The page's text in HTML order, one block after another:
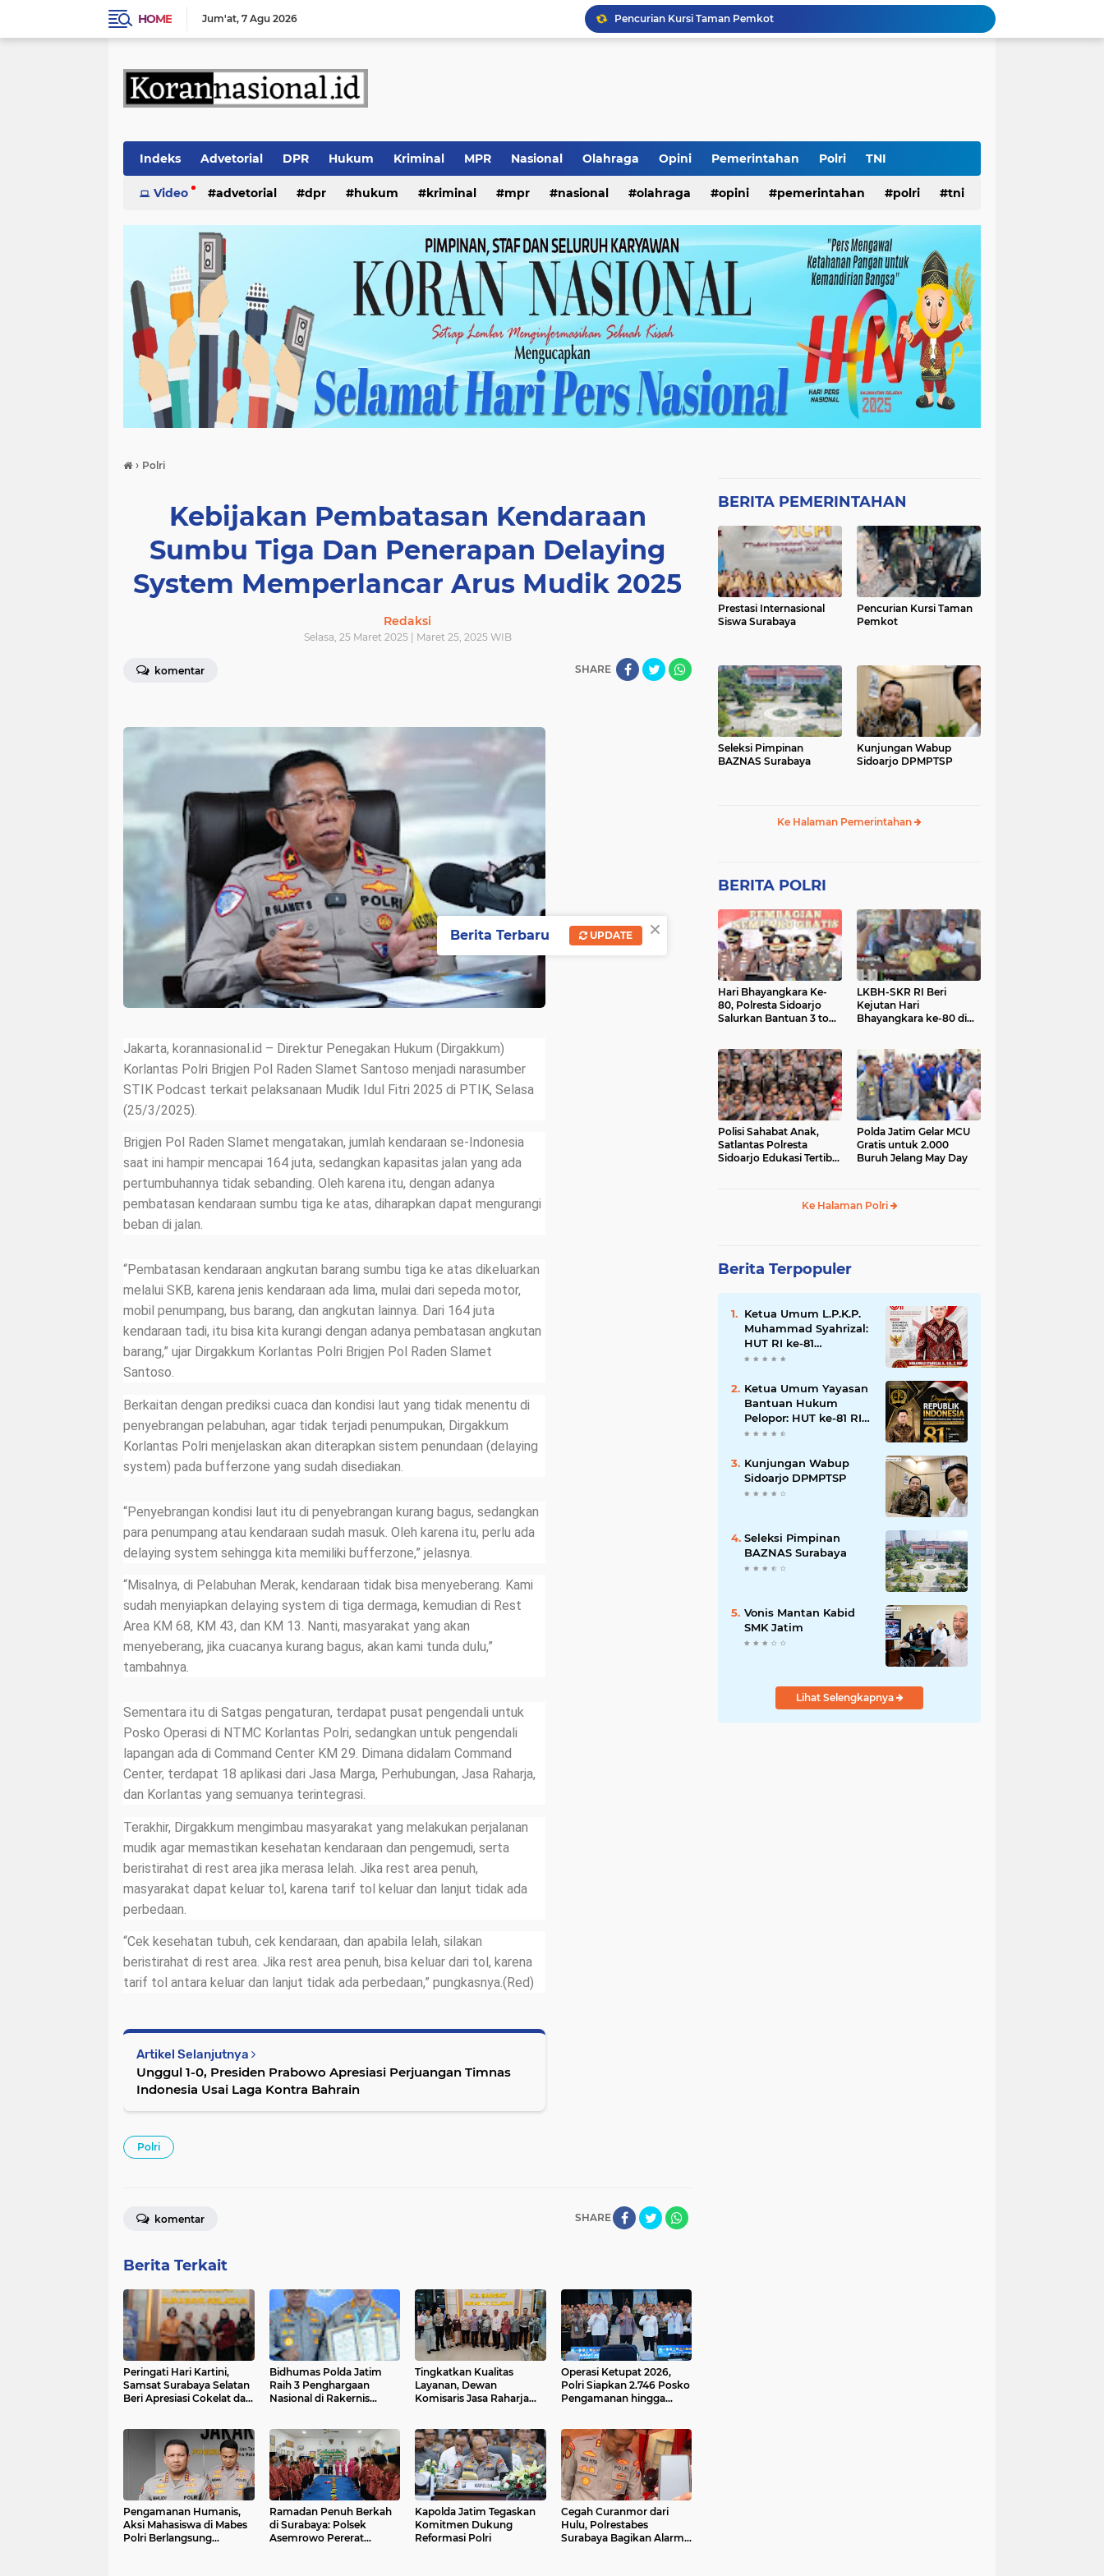
HOME Jum'at 7 Agu 2026
Pencurian Kursi Taman Pemkot
Seleksi Pimpinan BAZNAS Surabaya
Ketua Umum Yayasan Pelopor Rumah Sehat Ucapkan Dirgahayu RI ke-81
Prestasi Internasional Siswa Surabaya
Indeks Advetorial DPR Hukum Kriminal MPR Nasional Olahraga Opini Pemerintahan Polri TNI
Video advetorial dpr hukum kriminal mpr nasional olahraga opini pemerintahan polri tni
› Polri
Kebijakan Pembatasan Kendaraan
Sumbu Tiga Dan Penerapan Delaying
System Memperlancar Arus Mudik 2025
Redaksi
Selasa, 25 Maret 2025 | Maret 25, 2025 WIB
komentar SHARE
Jakarta, korannasional.id – Direktur Penegakan Hukum (Dirgakkum)
Korlantas Polri Brigjen Pol Raden Slamet Santoso menjadi narasumber
STIK Podcast terkait pelaksanaan Mudik Idul Fitri 2025 di PTIK, Selasa
(25/3/2025).
Brigjen Pol Raden Slamet mengatakan, jumlah kendaraan se-Indonesia
saat ini hampir mencapai 164 juta, sedangkan kapasitas jalan yang ada
pertumbuhannya tidak sebanding. Oleh karena itu, dengan adanya
pembatasan kendaraan sumbu tiga ke atas, diharapkan dapat mengurangi
beban di jalan.
“Pembatasan kendaraan angkutan barang sumbu tiga ke atas dikeluarkan
melalui SKB, karena jenis kendaraan ada lima, mulai dari sepeda motor,
mobil penumpang, bus barang, dan angkutan lainnya. Dari 164 juta
kendaraan tadi, itu bisa kita kurangi dengan adanya pembatasan angkutan
barang,” ujar Dirgakkum Korlantas Polri Brigjen Pol Raden Slamet
Santoso.
Berkaitan dengan prediksi cuaca dan kondisi laut yang tidak menentu di
penyebrangan pelabuhan, agar tidak terjadi penumpukan, Dirgakkum
Korlantas Polri menjelaskan akan diterapkan sistem penundaan (delaying
system) pada bufferzone yang sudah disediakan.
“Penyebrangan kondisi laut itu di penyebrangan kurang bagus, sedangkan
para penumpang atau kendaraan sudah masuk. Oleh karena itu, perlu ada
delaying system sehingga kita memiliki bufferzone,” jelasnya.
“Misalnya, di Pelabuhan Merak, kendaraan tidak bisa menyeberang. Kami
sudah menyiapkan delaying system di tiga dermaga, kemudian di Rest
Area KM 68, KM 43, dan KM 13. Nanti, masyarakat yang akan
menyeberang, jika cuacanya kurang bagus, akan kami tunda dulu,”
tambahnya.
Sementara itu di Satgas pengaturan, terdapat pusat pengendali untuk
Posko Operasi di NTMC Korlantas Polri, sedangkan untuk pengendali
lapangan ada di Command Center KM 29. Dimana didalam Command
Center, terdapat 18 aplikasi dari Jasa Marga, Perhubungan, Jasa Raharja,
dan Korlantas yang semuanya terintegrasi.
Terakhir, Dirgakkum mengimbau masyarakat yang melakukan perjalanan
mudik agar memastikan kesehatan kendaraan dan pengemudi, serta
beristirahat di rest area jika merasa lelah. Jika rest area penuh,
masyarakat dapat keluar tol, karena tarif tol keluar dan lanjut tidak ada
perbedaan.
“Cek kesehatan tubuh, cek kendaraan, dan apabila lelah, silakan
beristirahat di rest area. Jika rest area penuh, bisa keluar dari tol, karena
tarif tol antara keluar dan lanjut tidak ada perbedaan,” pungkasnya.(Red)
Artikel Selanjutnya
Unggul 1-0, Presiden Prabowo Apresiasi Perjuangan Timnas
Indonesia Usai Laga Kontra Bahrain
Polri
SHARE
komentar
Berita Terkait
Peringati Hari Kartini,
Samsat Surabaya Selatan
Beri Apresiasi Cokelat dan
Bidhumas Polda Jatim
Raih 3 Penghargaan
Nasional di Rakernis
Tingkatkan Kualitas
Layanan, Dewan
Komisaris Jasa Raharja
Selatan
Operasi Ketupat 2026,
Polri Siapkan 2.746 Posko
Pengamanan hingga
Pengamanan Humanis,
Aksi Mahasiswa di Mabes
Polri Berlangsung
Ramadan Penuh Berkah
di Surabaya: Polsek
Asemrowo Pererat
Kapolda Jatim Tegaskan
Komitmen Dukung
Reformasi Polri
Cegah Curanmor dari
Hulu, Polrestabes
Surabaya Bagikan Alarm
BERITA PEMERINTAHAN
Prestasi Internasional
Siswa Surabaya
Pencurian Kursi Taman
Pemkot
Seleksi Pimpinan
BAZNAS Surabaya
Kunjungan Wabup
Sidoarjo DPMPTSP
Ke Halaman Pemerintahan
BERITA POLRI
Hari Bhayangkara Ke-
80, Polresta Sidoarjo
Salurkan Bantuan 3 ton
LKBH-SKR RI Beri
Kejutan Hari
Bhayangkara ke-80 di
Polri
Polisi Sahabat Anak,
Satlantas Polresta
Sidoarjo Edukasi Tertib
Polda Jatim Gelar MCU
Gratis untuk 2.000
Buruh Jelang May Day
Ke Halaman Polri
Berita Terpopuler
Ketua Umum L.P.K.P.
Muhammad Syahrizal:
HUT RI ke-81
Momentum
Persatuan dan
Keadilan bagi Seluruh
Rakyat Indonesia.
Ketua Umum Yayasan
Bantuan Hukum
Pelopor: HUT ke-81 RI
Momentum
Persatuan, dan
Pengabdian kepada
Masyarakat
Kunjungan Wabup
Sidoarjo DPMPTSP
Seleksi Pimpinan
BAZNAS Surabaya
Vonis Mantan Kabid
SMK Jatim
Lihat Selengkapnya
×
Berita Terbaru UPDATE